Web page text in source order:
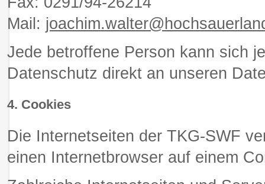
Mail:
Jede betroffene Person kann sich
Datenschutz direkt an unseren
4. Cookies
Die Internetseiten der TKG-SWF
einen Internetbrowser auf einem